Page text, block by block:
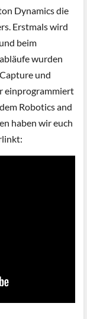
Dynamics die
Erstmals wird
beim
wurden
und
einprogrammiert
Robotics and
haben wir euch